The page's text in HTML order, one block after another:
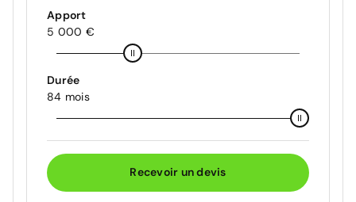
Apport
5 000 €
Durée
84 mois
Recevoir un devis